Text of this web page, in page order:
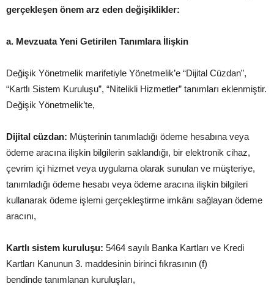
gerçekleşen önem arz eden değişiklikler:
a. Mevzuata Yeni Getirilen Tanımlara İlişkin
Değişik Yönetmelik marifetiyle Yönetmelik’e “Dijital Cüzdan”,
“Kartlı Sistem Kuruluşu”, “Nitelikli Hizmetler” tanımları eklenmiştir.
Değişik Yönetmelik’te,
Dijital cüzdan: Müşterinin tanımladığı ödeme hesabına veya
ödeme aracına ilişkin bilgilerin saklandığı, bir elektronik cihaz,
çevrim içi hizmet veya uygulama olarak sunulan ve müşteriye,
tanımladığı ödeme hesabı veya ödeme aracına ilişkin bilgileri
kullanarak ödeme işlemi gerçekleştirme imkânı sağlayan ödeme
aracını,
Kartlı sistem kuruluşu: 5464 sayılı Banka Kartları ve Kredi
Kartları Kanunun 3. maddesinin birinci fıkrasının (f)
bendinde tanımlanan kuruluşları,